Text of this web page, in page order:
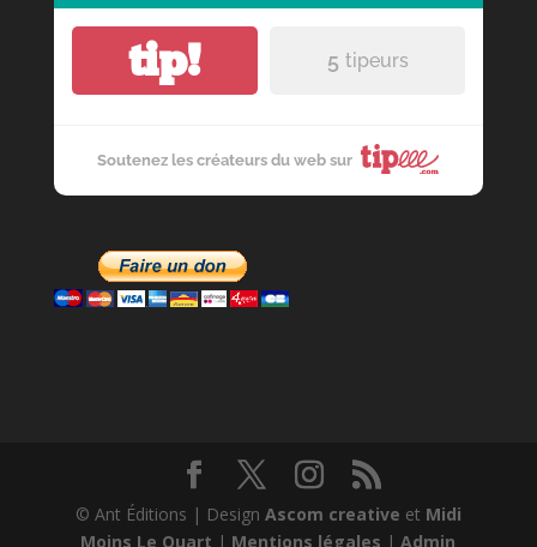
tip! 5 tipeurs
Soutenez les créateurs du web sur
© Ant Éditions | Design Ascom creative et Midi
Moins Le Quart | Mentions légales |Admin